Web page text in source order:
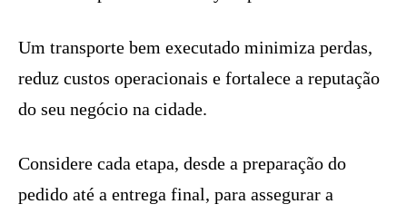
Um transporte bem executado minimiza perdas,
reduz custos operacionais e fortalece a reputação
do seu negócio na cidade.
Considere cada etapa, desde a preparação do
pedido até a entrega final, para assegurar a